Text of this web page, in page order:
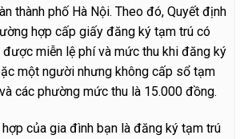
thành phố Hà Nội. Theo đó, Quyết định
hợp cấp giấy đăng ký tạm trú có
miễn lệ phí và mức thu khi đăng ký
một người nhưng không cấp sổ tạm
các phường mức thu là 15.000 đồng.
của gia đình bạn là đăng ký tạm trú